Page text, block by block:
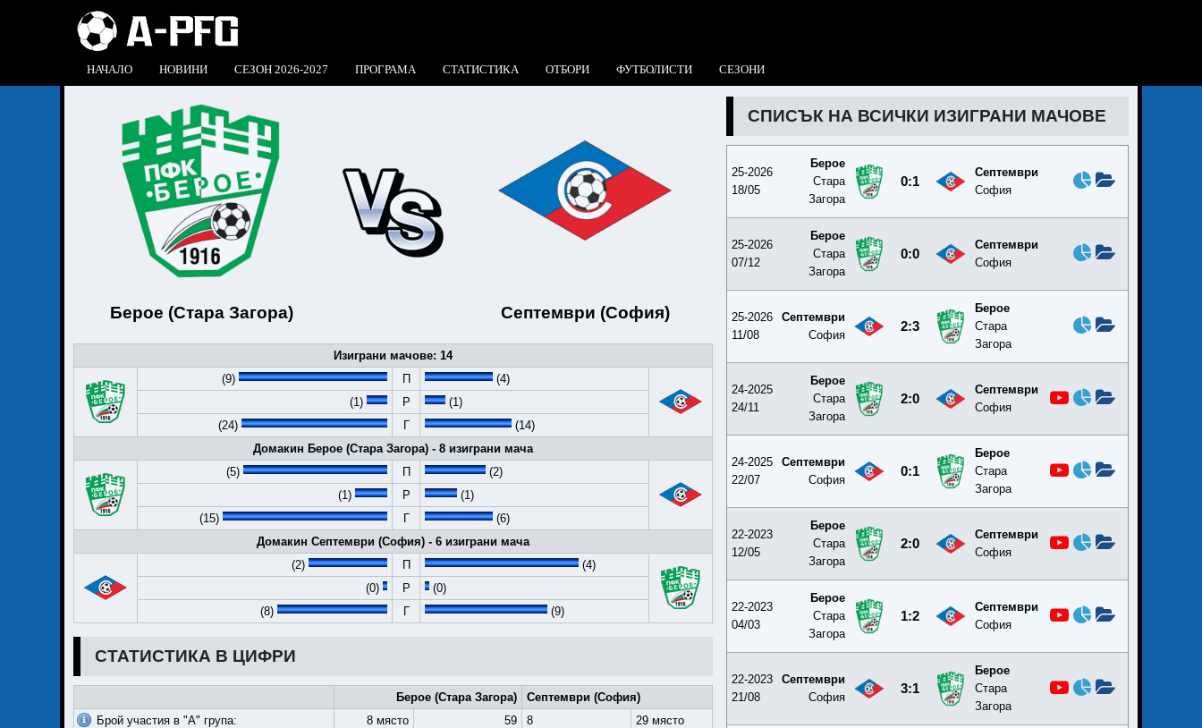
НАЧАЛО НОВИНИ СЕЗОН 2026-2027 ПРОГРАМА СТАТИСТИКА ОТБОРИ ФУТБОЛИСТИ СЕЗОНИ
СПИСЪК НА ВСИЧКИ ИЗИГРАНИ МАЧОВЕ
25-2026
18/05
Берое
Стара
Загора
0:1
Септември
София
25-2026
07/12
Берое
Стара
Загора
0:0
Септември
София
25-2026
11/08
Септември
София
2:3
Берое
Стара
Загора
24-2025
24/11
Берое
Стара
Загора
2:0
Септември
София
24-2025
22/07
Септември
София
0:1
Берое
Стара
Загора
22-2023
12/05
Берое
Стара
Загора
2:0
Септември
София
22-2023
04/03
Берое
Стара
Загора
1:2
Септември
София
22-2023
21/08
Септември
София
3:1
Берое
Стара
Загора
Берое (Стара Загора) Септември (София)
Изиграни мачове: 14
(9)
П
(4)
(1)
Р
(1)
(24)
Г
(14)
Домакин Берое (Стара Загора) - 8 изиграни мача
(5)
П
(2)
(1)
Р
(1)
(15)
Г
(6)
Домакин Септември (София) - 6 изиграни мача
(2)
П
(4)
(0)
Р
(0)
(8)
Г (9)
СТАТИСТИКА В ЦИФРИ
Берое (Стара Загора)
Септември (София)
Брой участия в "А" група:
8 място 59 8
29 място